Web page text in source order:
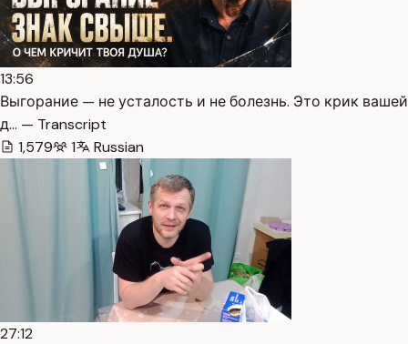
13:56
Выгорание — не усталость и не болезнь. Это крик вашей
д… — Transcript
1,579
1 Russian
27:12